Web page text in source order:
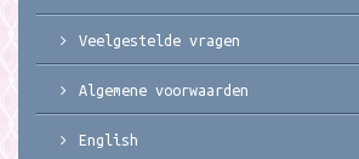
Veelgestelde vragen
Algemene voorwaarden
English